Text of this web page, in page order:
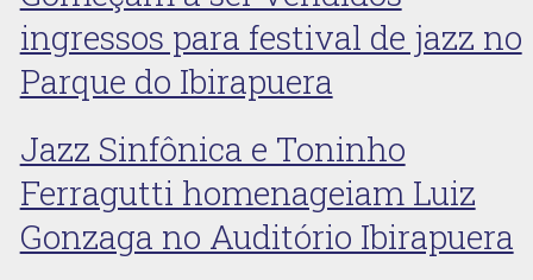
ingressos para festival de jazz no
Parque do Ibirapuera
Jazz Sinfônica e Toninho
Ferragutti homenageiam Luiz
Gonzaga no Auditório Ibirapuera